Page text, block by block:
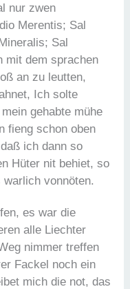
nur zwen
Merentis; Sal
Sal
mit dem sprachen
an zu leutten,
Ich solte
gehabte mühe
fieng schon oben
ich dann so
Hüter nit behiet, so
vonnöten.
es war die
alle Liechter
nimmer treffen
Fackel noch ein
mich die not, das